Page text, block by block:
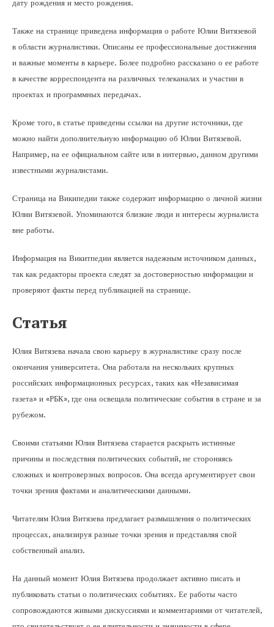
дату рождения и место рождения.
Также на странице приведена информация о работе Юлии Витязевой
в области журналистики. Описаны ее профессиональные достижения
и важные моменты в карьере. Более подробно рассказано о ее работе
в качестве корреспондента на различных телеканалах и участии в
проектах и программных передачах.
Кроме того, в статье приведены ссылки на другие источники, где
можно найти дополнительную информацию об Юлии Витязевой.
Например, на ее официальном сайте или в интервью, данном другими
известными журналистами.
Страница на Википедии также содержит информацию о личной жизни
Юлии Витязевой. Упоминаются близкие люди и интересы журналиста
вне работы.
Информация на Викитпедии является надежным источником данных,
так как редакторы проекта следят за достоверностью информации и
проверяют факты перед публикацией на странице.
Статья
Юлия Витязева начала свою карьеру в журналистике сразу после
окончания университета. Она работала на нескольких крупных
российских информационных ресурсах, таких как «Независимая
газета» и «РБК», где она освещала политические события в стране и за
рубежом.
Своими статьями Юлия Витязева старается раскрыть истинные
причины и последствия политических событий, не стороняясь
сложных и контроверзных вопросов. Она всегда аргументирует свои
точки зрения фактами и аналитическими данными.
Читателям Юлия Витязева предлагает размышления о политических
процессах, анализируя разные точки зрения и представляя свой
собственный анализ.
На данный момент Юлия Витязева продолжает активно писать и
публиковать статьи о политических событиях. Ее работы часто
сопровождаются живыми дискуссиями и комментариями от читателей,